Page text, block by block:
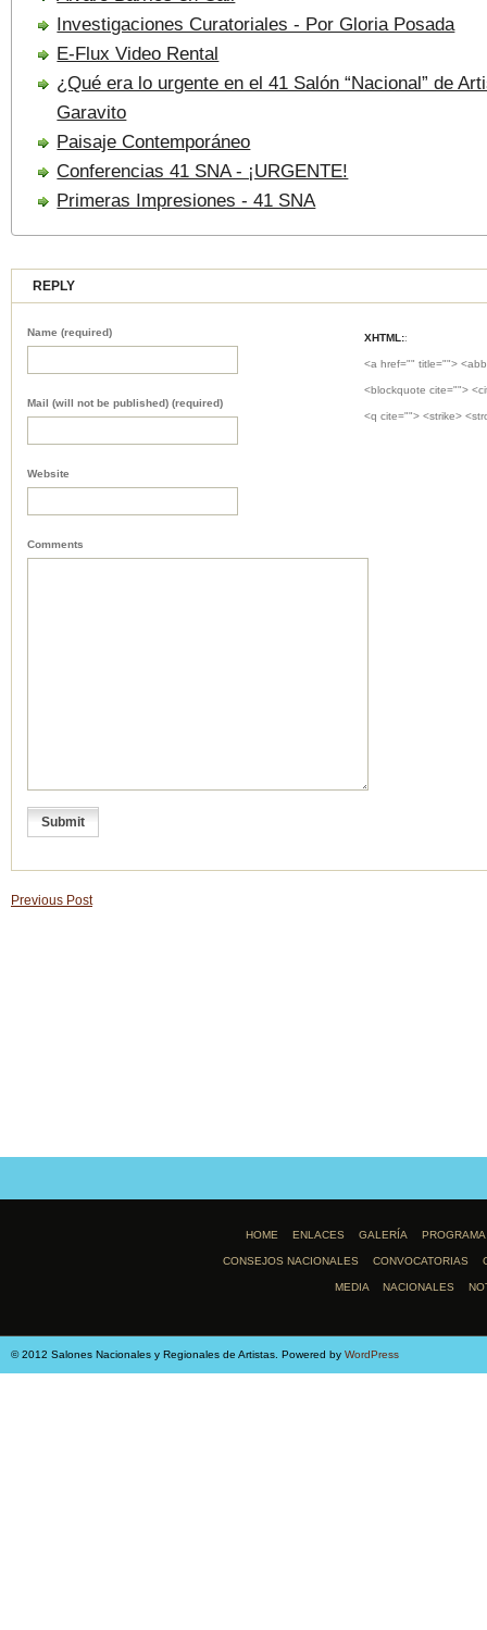
Investigaciones Curatoriales - Por Gloria Posada
E-Flux Video Rental
¿Qué era lo urgente en el 41 Salón “Nacional” de
Garavito
Paisaje Contemporáneo
Conferencias 41 SNA - ¡URGENTE!
Primeras Impresiones - 41 SNA
REPLY
XHTML::
<a href="" title="">
<blockquote cite="">
<q cite=""> <strike>
Name (required)
Mail (will not be published) (required)
Website
Comments
Previous Post
HOME ENLACES GALERÍA PROGRAMA
CONSEJOS NACIONALES CONVOCATORIAS
MEDIA NACIONALES
© 2012 Salones Nacionales y Regionales de Artistas. Powered by WordPress